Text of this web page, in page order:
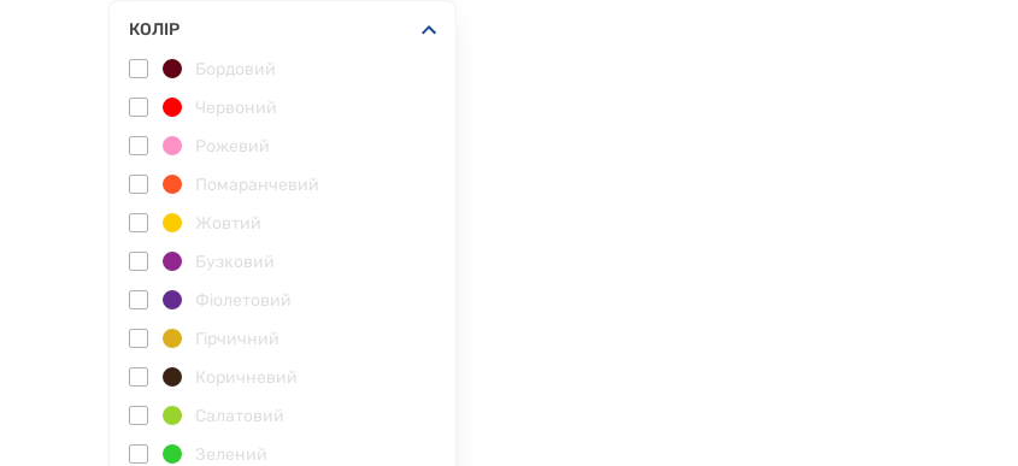
КОЛІР
Бордовий
Червоний
Рожевий
Помаранчевий
Жовтий
Бузковий
Фіолетовий
Гірчичний
Коричневий
Салатовий
Зелений